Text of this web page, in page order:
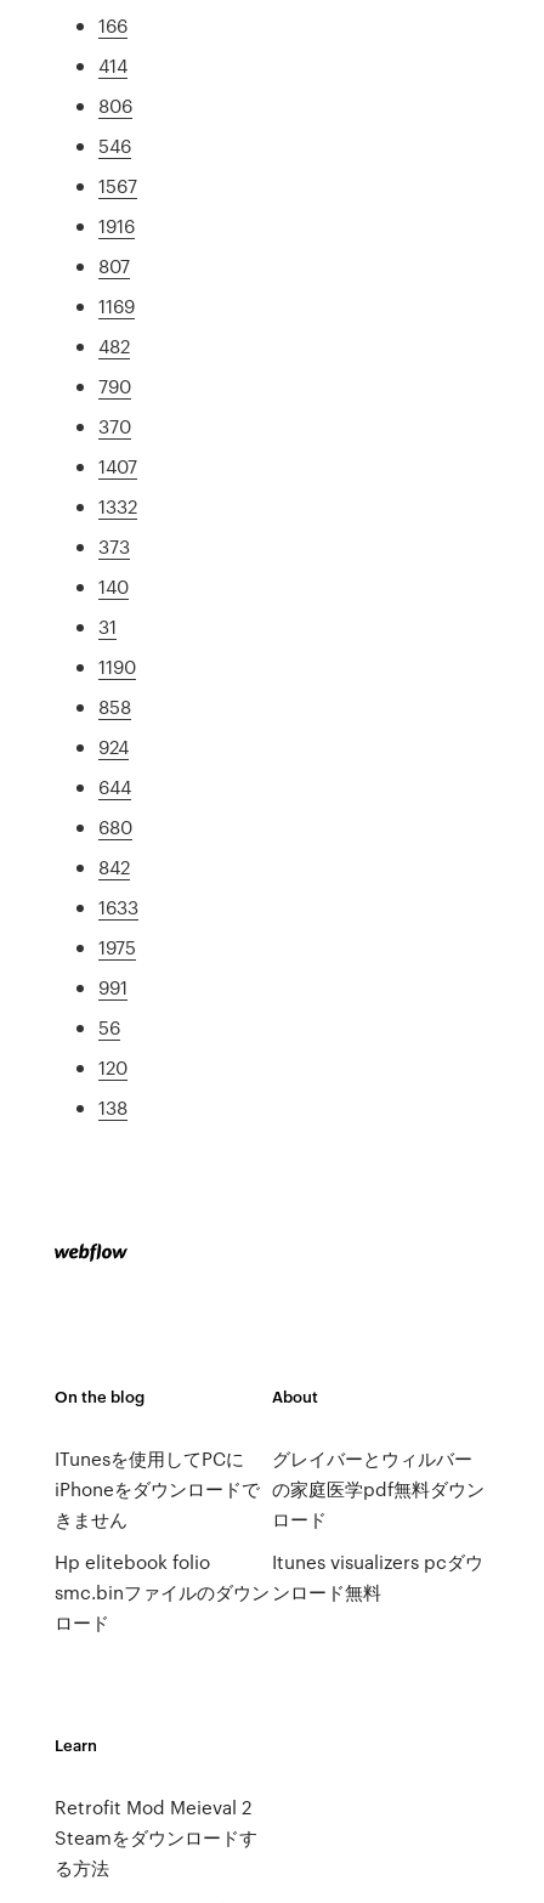
166
414
806
546
1567
1916
807
1169
482
790
370
1407
1332
373
140
31
1190
858
924
644
680
842
1633
1975
991
56
120
138
On the blog
ITunesを使用してPCに
iPhoneをダウンロードで
きません
Hp elitebook folio
smc.binファイルのダウン
ロード
About
グレイバーとウィルバー
の家庭医学pdf無料ダウン
ロード
Itunes visualizers pcダウ
ンロード無料
Learn
Retrofit Mod Meieval 2
Steamをダウンロードす
る方法